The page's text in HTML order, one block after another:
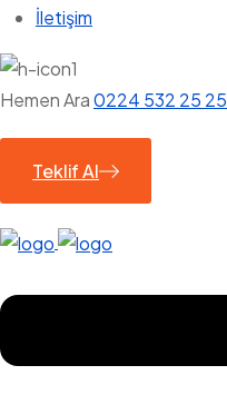
İletişim
Hemen Ara0224 532 25 25
Teklif Al